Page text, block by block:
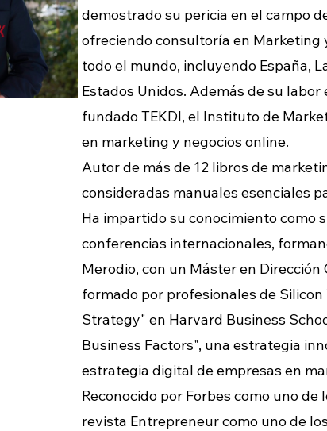
demostrado su pericia en el campo
ofreciendo consultoría en Marketing
todo el mundo, incluyendo España,
Estados Unidos. Además de su
fundado TEKDI, el Instituto de
en marketing y negocios online.
Autor de más de 12 libros de
consideradas manuales esenciales
Ha impartido su conocimiento como
conferencias internacionales,
Merodio, con un Máster en
formado por profesionales de
Strategy" en Harvard Business
Business Factors", una estrategia
estrategia digital de empresas en
Reconocido por Forbes como uno
revista Entrepreneur como uno de